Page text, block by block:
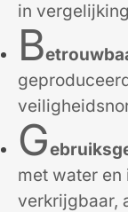
in
B
G
met water
verkrijgbaar,